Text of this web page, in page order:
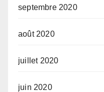
septembre 2020
août 2020
juillet 2020
juin 2020